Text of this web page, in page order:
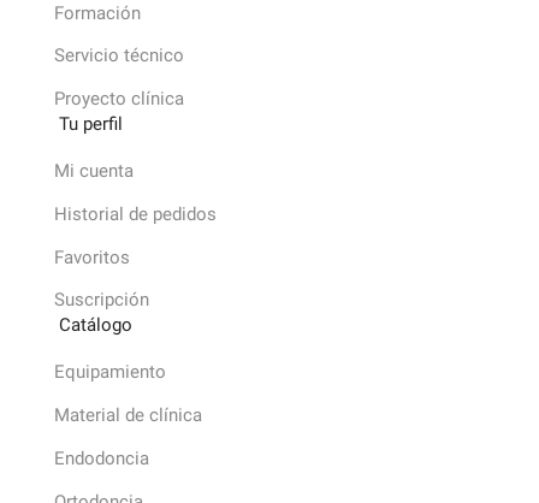
Formación
Servicio técnico
Proyecto clínica
Tu perfil
Mi cuenta
Historial de pedidos
Favoritos
Suscripción
Catálogo
Equipamiento
Material de clínica
Endodoncia